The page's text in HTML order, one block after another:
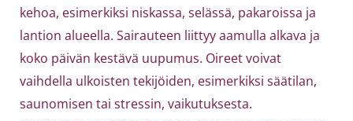
kehoa, esimerkiksi niskassa, selässä, pakaroissa ja
lantion alueella. Sairauteen liittyy aamulla alkava ja
koko päivän kestävä uupumus. Oireet voivat
vaihdella ulkoisten tekijöiden, esimerkiksi säätilan,
saunomisen tai stressin, vaikutuksesta.